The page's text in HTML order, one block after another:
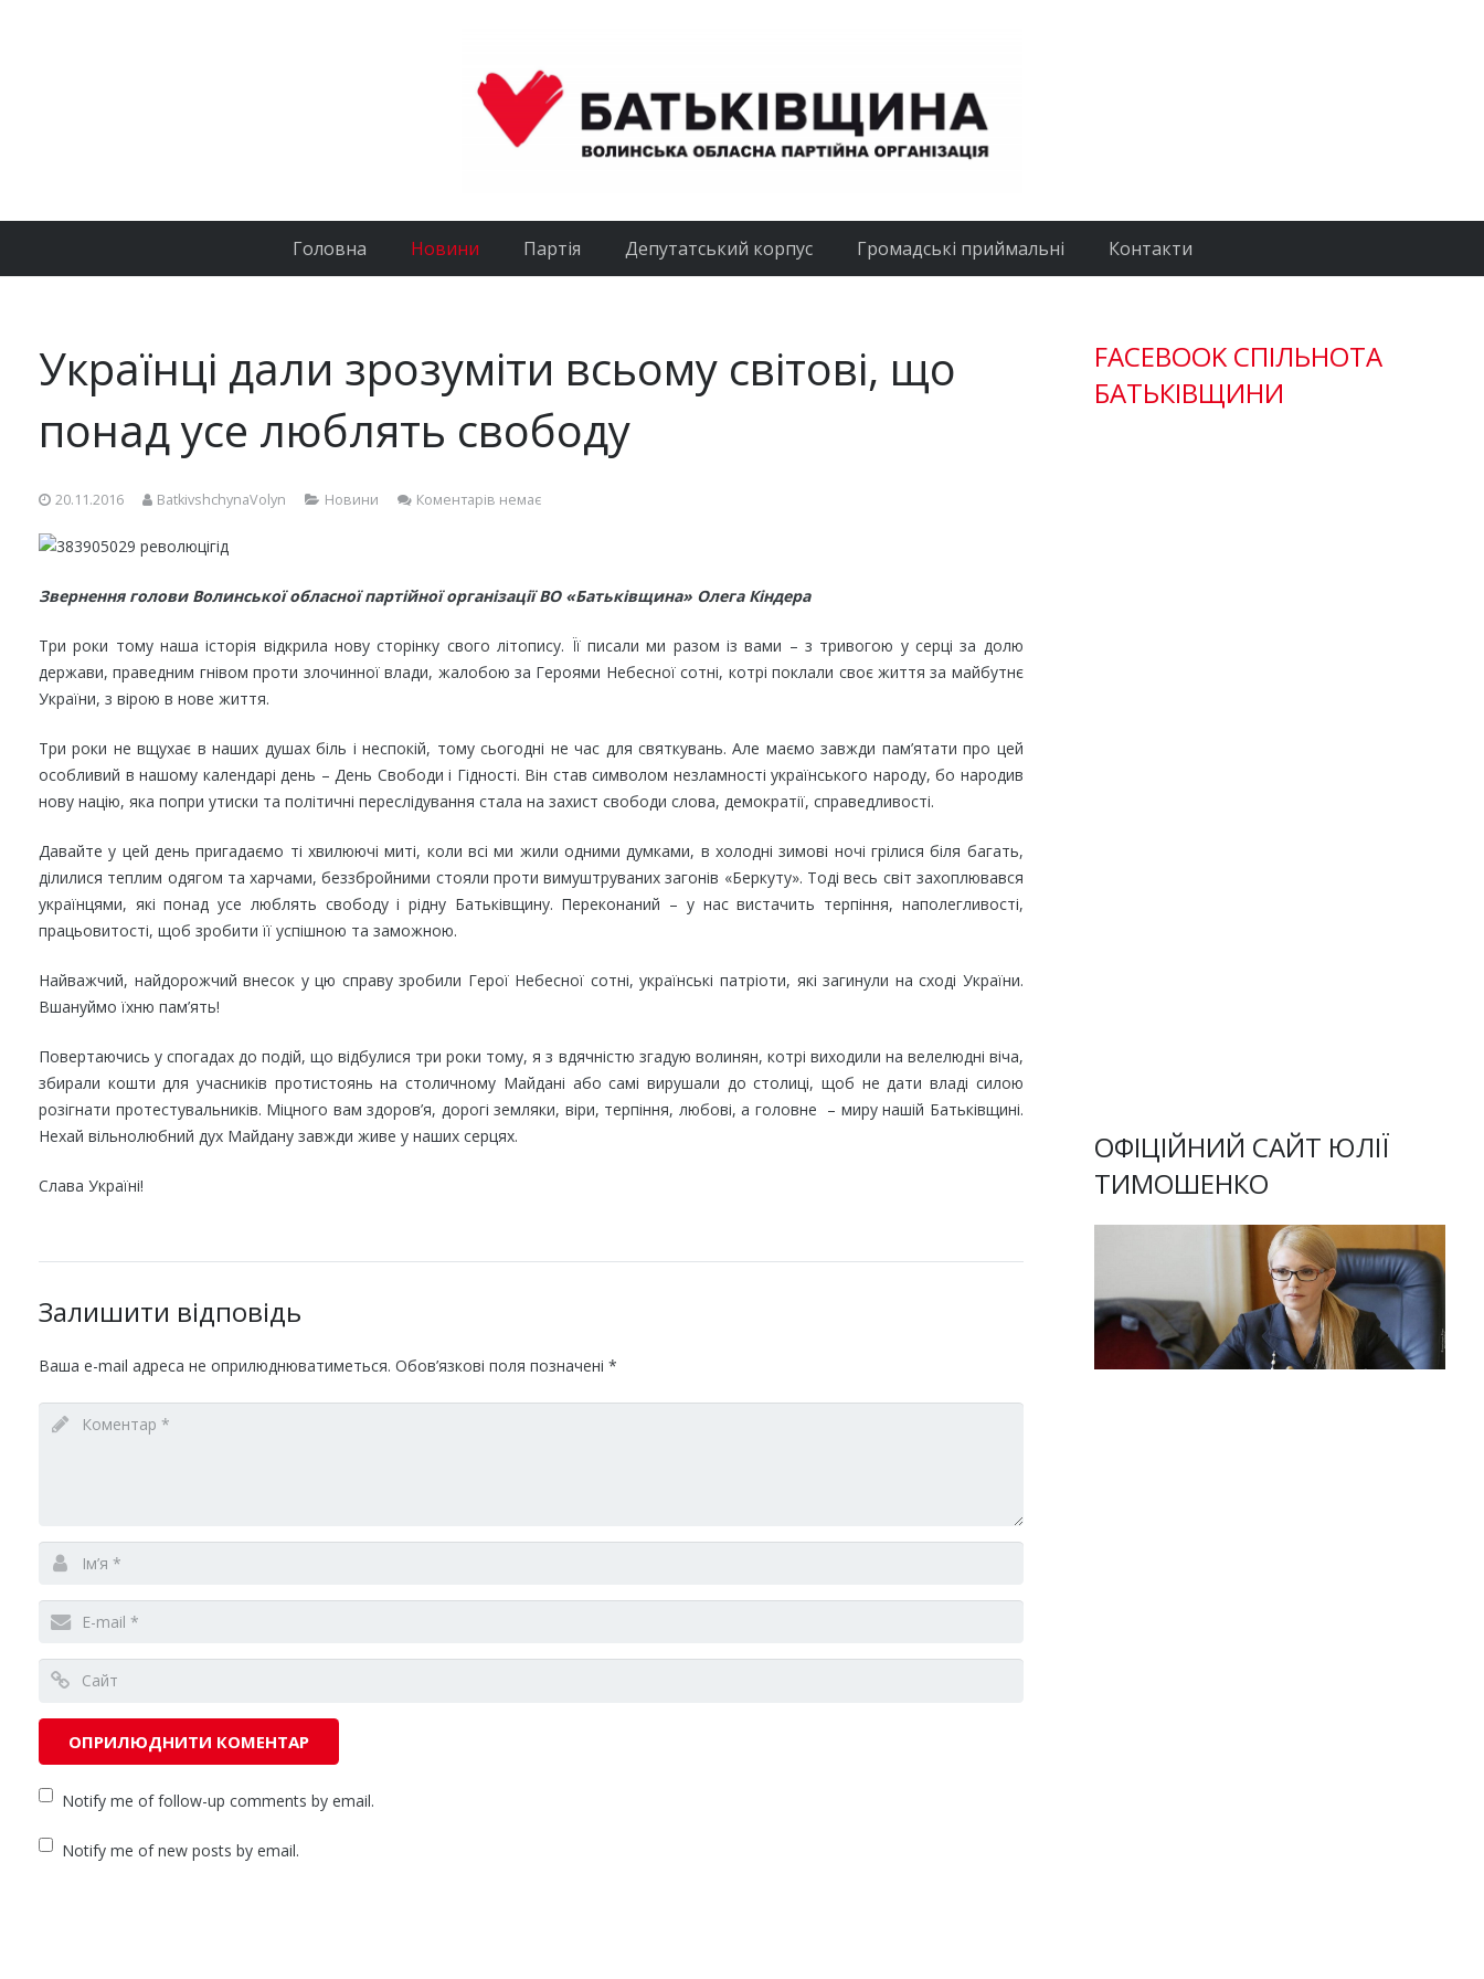
Головна Новини Партія Депутатський корпус Громадські приймальні Контакти
Українці дали зрозуміти всьому світові, що
понад усе люблять свободу
20.11.2016 BatkivshchynaVolyn Новини Коментарів немає
Звернення голови Волинської обласної партійної організації ВО «Батьківщина» Олега Кіндера
Три роки тому наша історія відкрила нову сторінку свого літопису. Її писали ми разом із вами – з тривогою у серці за долю
держави, праведним гнівом проти злочинної влади, жалобою за Героями Небесної сотні, котрі поклали своє життя за майбутнє
України, з вірою в нове життя.
Три роки не вщухає в наших душах біль і неспокій, тому сьогодні не час для святкувань. Але маємо завжди пам’ятати про цей
особливий в нашому календарі день – День Свободи і Гідності. Він став символом незламності українського народу, бо народив
нову націю, яка попри утиски та політичні переслідування стала на захист свободи слова, демократії, справедливості.
Давайте у цей день пригадаємо ті хвилюючі миті, коли всі ми жили одними думками, в холодні зимові ночі грілися біля багать,
ділилися теплим одягом та харчами, беззбройними стояли проти вимуштруваних загонів «Беркуту». Тоді весь світ захоплювався
українцями, які понад усе люблять свободу і рідну Батьківщину. Переконаний – у нас вистачить терпіння, наполегливості,
працьовитості, щоб зробити її успішною та заможною.
Найважчий, найдорожчий внесок у цю справу зробили Герої Небесної сотні, українські патріоти, які загинули на сході України.
Вшануймо їхню пам’ять!
Повертаючись у спогадах до подій, що відбулися три роки тому, я з вдячністю згадую волинян, котрі виходили на велелюдні віча,
збирали кошти для учасників протистоянь на столичному Майдані або самі вирушали до столиці, щоб не дати владі силою
розігнати протестувальників. Міцного вам здоров’я, дорогі земляки, віри, терпіння, любові, а головне – миру нашій Батьківщині.
Нехай вільнолюбний дух Майдану завжди живе у наших серцях.
Слава Україні!
Залишити відповідь
Ваша e-mail адреса не оприлюднюватиметься. Обов’язкові поля позначені *
Notify me of follow-up comments by email.
Notify me of new posts by email.
FACEBOOK СПІЛЬНОТА
БАТЬКІВЩИНИ
ОФІЦІЙНИЙ САЙТ ЮЛІЇ
ТИМОШЕНКО